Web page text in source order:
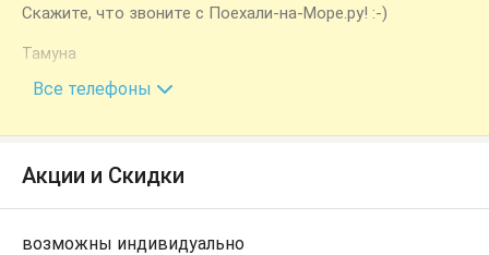
Скажите, что звоните с Поехали-на-Море.ру! :-)
Тамуна
7 (940) 964-66-56
Все телефоны
Акции и Скидки
возможны индивидуально